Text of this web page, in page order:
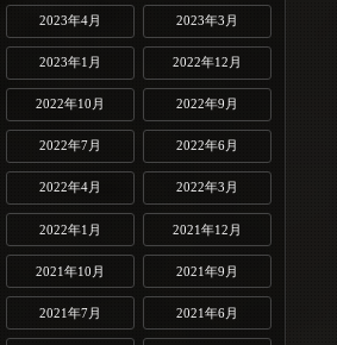
2023年4月 2023年3月
2023年1月 2022年12月
2022年10月 2022年9月
2022年7月 2022年6月
2022年4月 2022年3月
2022年1月 2021年12月
2021年10月 2021年9月
2021年7月 2021年6月